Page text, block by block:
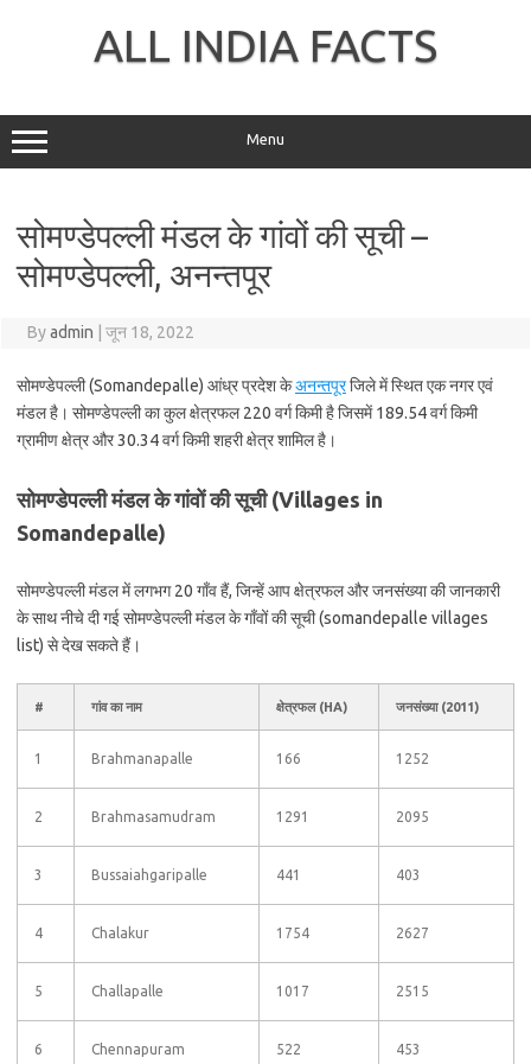
ALL INDIA FACTS
Menu
सोमण्डेपल्ली मंडल के गांवों की सूची –
सोमण्डेपल्ली, अनन्तपूर
Byadmin जून 18, 2022
सोमण्डेपल्ली (Somandepalle) आंध्र प्रदेश केअनन्तपूरजिले में स्थित एक नगर एवं
मंडल है। सोमण्डेपल्ली का कुल क्षेत्रफल 220 वर्ग किमी है जिसमें 189.54 वर्ग किमी
ग्रामीण क्षेत्र और 30.34 वर्ग किमी शहरी क्षेत्र शामिल है।
सोमण्डेपल्ली मंडल के गांवों की सूची (Villages in
Somandepalle)
सोमण्डेपल्ली मंडल में लगभग 20 गाँव हैं, जिन्हें आप क्षेत्रफल और जनसंख्या की जानकारी
के साथ नीचे दी गई सोमण्डेपल्ली मंडल के गाँवों की सूची (somandepalle villages
list) से देख सकते हैं।
# गांव का नाम क्षेत्रफल (HA) जनसंख्या (2011)
1 Brahmanapalle 166 1252
2 Brahmasamudram 1291 2095
3 Bussaiahgaripalle 441 403
4 Chalakur 1754 2627
5 Challapalle 1017 2515
6 Chennapuram 522 453